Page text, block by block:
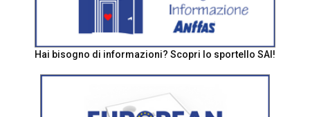
Hai bisogno di informazioni? Scopri lo sportello SAI!